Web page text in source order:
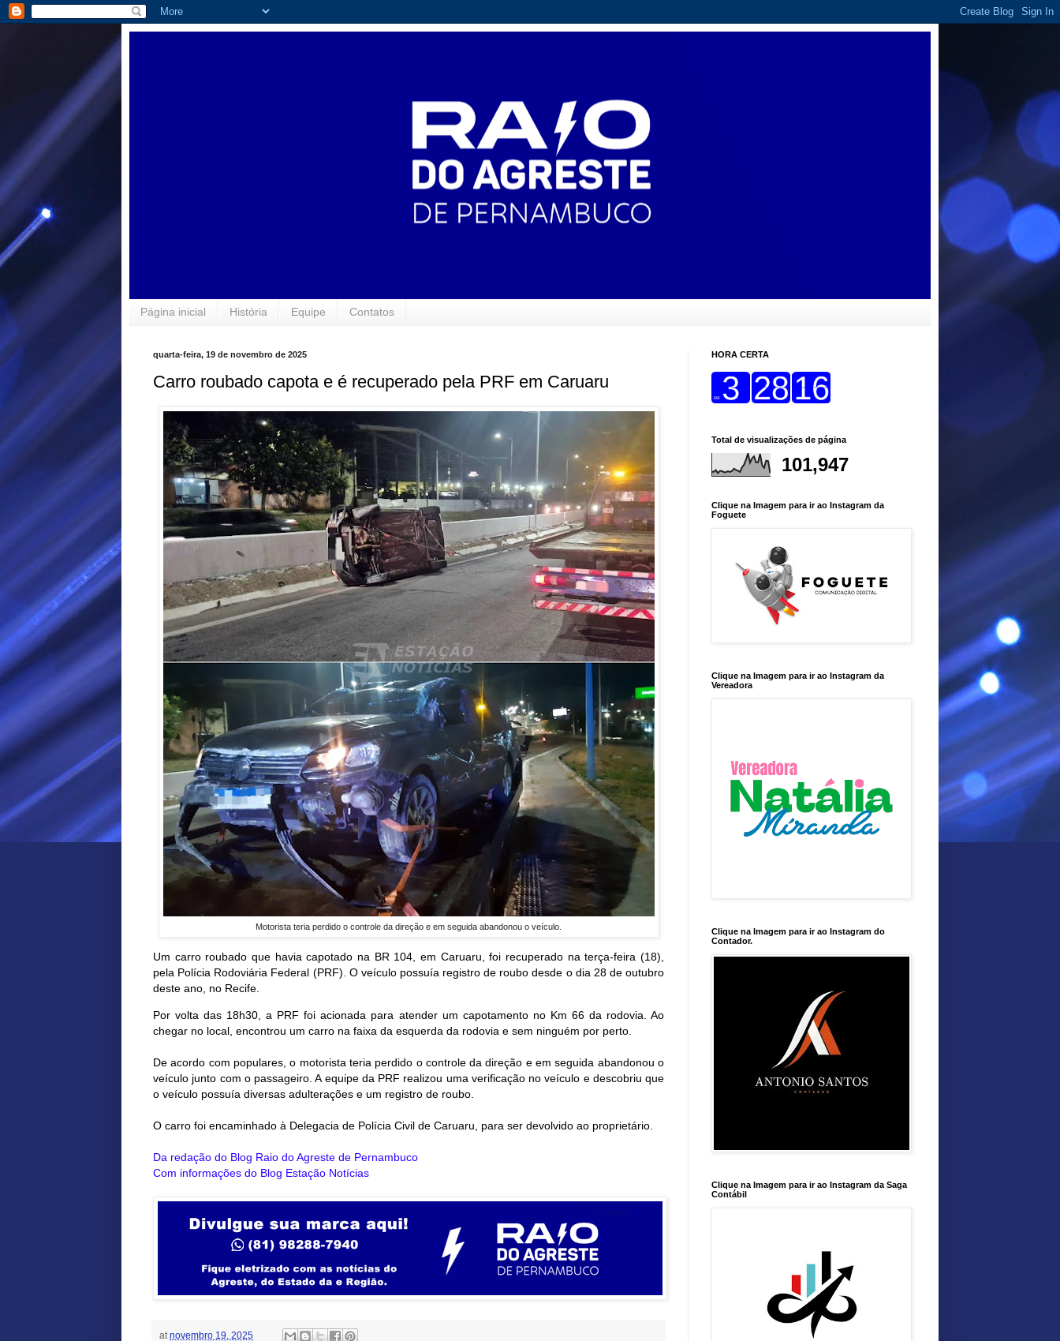
Página inicial História Equipe Contatos
quarta-feira, 19 de novembro de 2025
Carro roubado capota e é recuperado pela PRF em Caruaru
Motorista teria perdido o controle da direção e em seguida abandonou o veículo.
Um carro roubado que havia capotado na BR 104, em Caruaru, foi recuperado na terça-feira (18),
pela Polícia Rodoviária Federal (PRF). O veículo possuía registro de roubo desde o dia 28 de outubro
deste ano, no Recife.
Por volta das 18h30, a PRF foi acionada para atender um capotamento no Km 66 da rodovia. Ao
chegar no local, encontrou um carro na faixa da esquerda da rodovia e sem ninguém por perto.
De acordo com populares, o motorista teria perdido o controle da direção e em seguida abandonou o
veículo junto com o passageiro. A equipe da PRF realizou uma verificação no veículo e descobriu que
o veículo possuía diversas adulterações e um registro de roubo.
O carro foi encaminhado à Delegacia de Polícia Civil de Caruaru, para ser devolvido ao proprietário.
Da redação do Blog Raio do Agreste de Pernambuco
Com informações do Blog Estação Notícias
at novembro 19, 2025
HORA CERTA
Total de visualizações de página
101,947
Clique na Imagem para ir ao Instagram da
Foguete
Clique na Imagem para ir ao Instagram da
Vereadora
Clique na Imagem para ir ao Instagram do
Contador.
Clique na Imagem para ir ao Instagram da Saga
Contábil